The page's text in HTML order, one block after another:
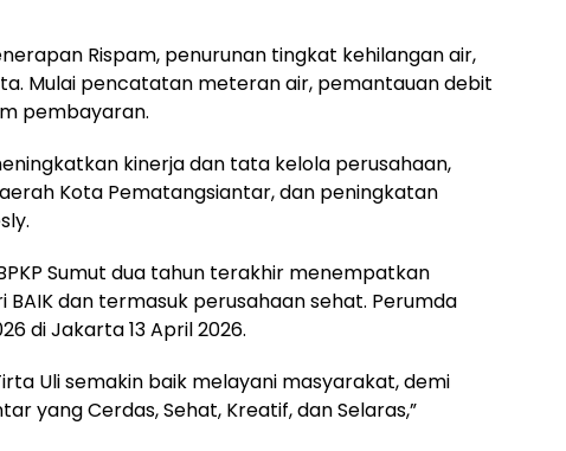
Rispam, penurunan tingkat kehilangan air,
Mulai pencatatan meteran air, pemantauan debit
pembayaran.
kinerja dan tata kelola perusahaan,
Kota Pematangsiantar, dan peningkatan
Sumut dua tahun terakhir menempatkan
dan termasuk perusahaan sehat. Perumda
di Jakarta 13 April 2026.
Uli semakin baik melayani masyarakat, demi
yang Cerdas, Sehat, Kreatif, dan Selaras,”